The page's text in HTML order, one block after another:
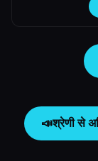
📣श्रेणी से